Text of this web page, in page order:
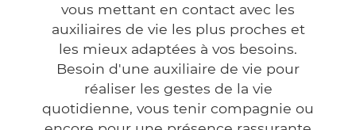
vous mettant en contact avec les
auxiliaires de vie les plus proches et
les mieux adaptées à vos besoins.
Besoin d'une auxiliaire de vie pour
réaliser les gestes de la vie
quotidienne, vous tenir compagnie ou